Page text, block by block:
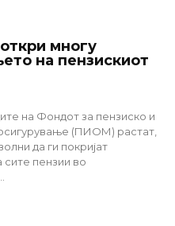
многу
на пензискиот
на Фондот за пензиско и
(ПИОМ) растат,
да ги покријат
сите пензии во